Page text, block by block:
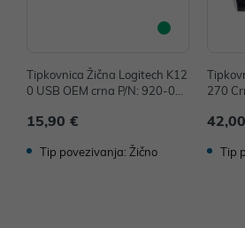
Tipkovnica Žična Logitech K12
0 USB OEM crna P/N: 920-002
15,90 €
Tip povezivanja: Žično
270
Tip